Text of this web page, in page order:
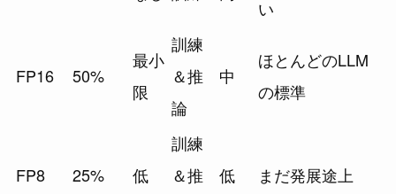
い
FP16 50%
最小
限
訓練
＆推
論
中
ほとんどのLLM
の標準
FP8 25% 低
訓練
＆推
低 まだ発展途上